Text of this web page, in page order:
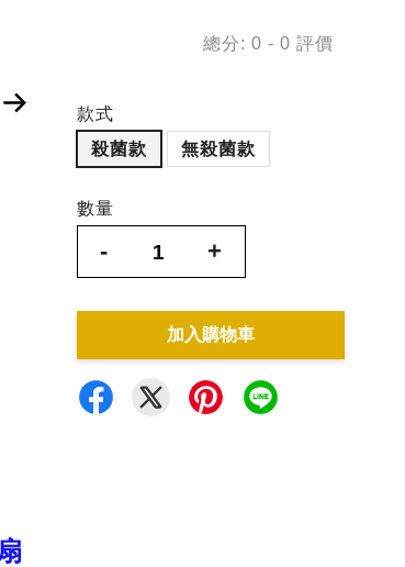
總分:0 -0 評價
款式
殺菌款
無殺菌款
數量
- +
加入購物車